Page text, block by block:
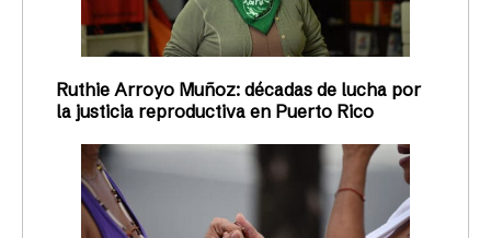
Ruthie Arroyo Muñoz: décadas de lucha por
la justicia reproductiva en Puerto Rico